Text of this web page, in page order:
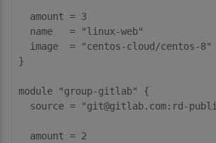
  amount = 3
  name   = "linux-web"
  image  = "centos-cloud/centos-8"
}
module "group-gitlab" {
source = "git@gitlab.com:rd-
  amount = 2